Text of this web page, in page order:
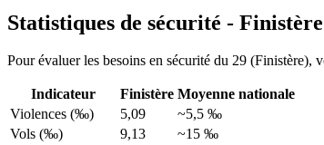
Statistiques de sécurité -
Pour évaluer les besoins en sécurité du 29 (Finistère),
Indicateur Finistère Moyenne nationale
Violences (‰)
5,09
~5,5 ‰
Vols (‰)
9,13
~15 ‰